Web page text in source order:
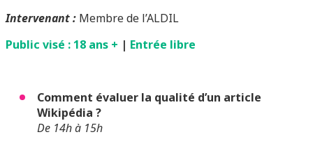
Intervenant : Membre de l’ALDIL
Public visé : 18 ans + | Entrée libre
Comment évaluer la qualité d’un article
Wikipédia ?
De 14h à 15h